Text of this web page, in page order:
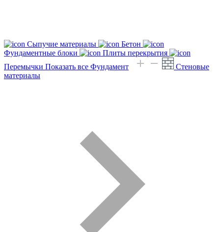
Сыпучие материалы
Бетон
Фундаментные блоки
Плиты перекрытия
Перемычки Показать все Фундамент
Стеновые
материалы